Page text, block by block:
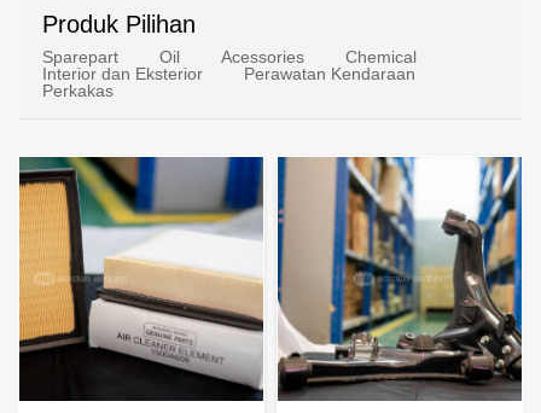
Produk Pilihan
Sparepart Oil Acessories
Chemical
Interior dan Eksterior
Perawatan Kendaraan
Perkakas